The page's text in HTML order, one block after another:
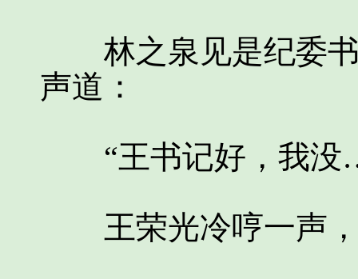
林之泉见是纪委书
声道：
“王书记好，我没
王荣光冷哼一声，